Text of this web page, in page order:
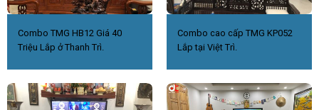
Combo TMG HB12 Giá 40
Triệu Lắp ở Thanh Trì.
Combo cao cấp TMG KP052
Lắp tại Việt Trì.